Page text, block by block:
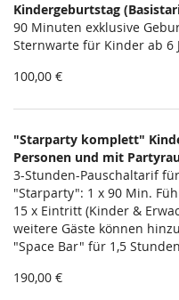
Kindergeburtstag
90 Minuten exklusive
Sternwarte für Kinder ab 6
100,00 €
"Starparty komplett"
Personen und mit
3-Stunden-Pauschaltarif
"Starparty": 1 x 90 Min.
15 x Eintritt (Kinder &
weitere Gäste können
"Space Bar" für 1,5
190,00 €